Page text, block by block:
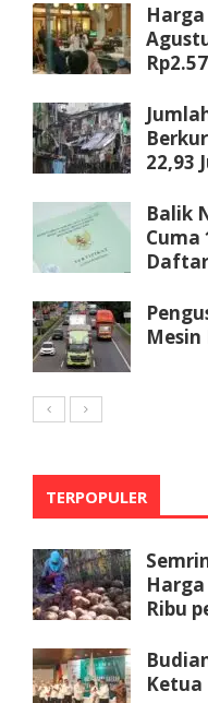
22,93
Balik
Cuma
Mesin
TERPOPULER
Ribu
Ketua